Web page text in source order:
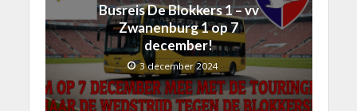
Busreis De Blokkers 1 – vv
Zwanenburg 1 op 7
december!
3 december 2024